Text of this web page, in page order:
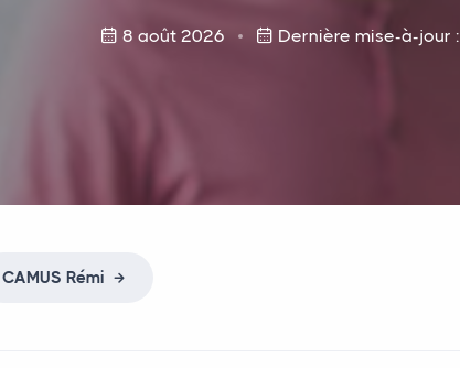
8 août 2026 Dernière mise-à-jour :
CAMUS Rémi